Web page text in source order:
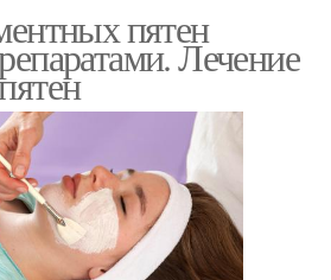
пятен
Лечение